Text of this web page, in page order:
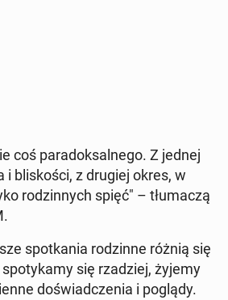
coś pa­ra­dok­sal­ne­go. Z jednej
i bli­sko­ści, z drugiej okres, w
ro­dzin­nych spięć" – tłu­ma­czą
spo­tka­nia ro­dzin­ne różnią się
się rza­dziej, żyjemy
do­świad­cze­nia i poglądy.